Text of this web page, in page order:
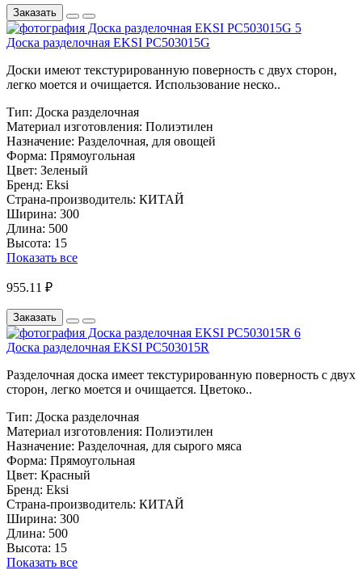
Заказать
Доска разделочная EKSI PC503015G
Доски имеют текстурированную поверность с двух сторон,
легко моется и очищается. Использование неско..
Тип: Доска разделочная
Материал изготовления: Полиэтилен
Назначение: Разделочная, для овощей
Форма: Прямоугольная
Цвет: Зеленый
Бренд: Eksi
Страна-производитель: КИТАЙ
Ширина: 300
Длина: 500
Высота: 15
Показать все
955.11 ₽
Заказать
Доска разделочная EKSI PC503015R
Разделочная доска имеет текстурированную поверность с двух
сторон, легко моется и очищается. Цветоко..
Тип: Доска разделочная
Материал изготовления: Полиэтилен
Назначение: Разделочная, для сырого мяса
Форма: Прямоугольная
Цвет: Красный
Бренд: Eksi
Страна-производитель: КИТАЙ
Ширина: 300
Длина: 500
Высота: 15
Показать все